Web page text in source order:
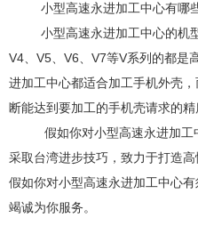
小型高速永进加工中心有哪
小型高速永进加工中心的机
V4、V5、V6、V7等V系列的都是
进加工中心都适合加工手机外壳
断能达到要加工的手机壳请求的精
假如你对小型高速永进加工
采取台湾进步技巧，致力于打造
假如你对小型高速永进加工中心
竭诚为你服务。